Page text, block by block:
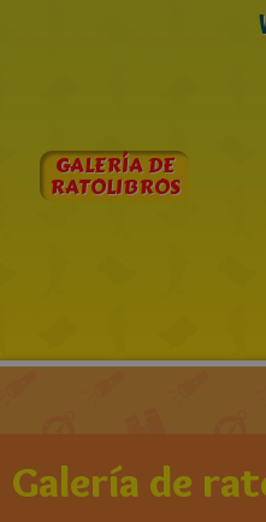
GALERÍA DE
RATOLIBROS
Galería de